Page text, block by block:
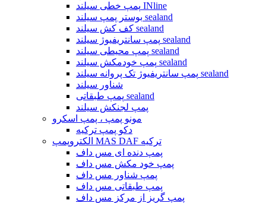
پمپ خطی سیلند INline
بوستر پمپ سیلند sealand
کف کش سیلند sealand
پمپ سانتریفیوژ سیلند sealand
پمپ محیطی سیلند sealand
پمپ خودمکش سیلند sealand
پمپ سانتریفیوژ تک پروانه سیلند sealand
شناور سیلند
پمپ طبقاتی sealand
پمپ لجنکش سیلند
مونو پمپ ، پمپ اسکرو
دکو پمپ ترکیه
الکتروپمپ MAS DAF ترکیه
پمپ دنده ای مس داف
پمپ خود مکش مس داف
پمپ شناور مس داف
پمپ طبقاتی مس داف
پمپ گریز از مرکز مس داف